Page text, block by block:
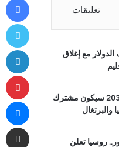
تعليقات
مع إغلاق
فيفا: كأس العالم 2030 سيكون مشترك
والبرتغال
روسيا تعلن